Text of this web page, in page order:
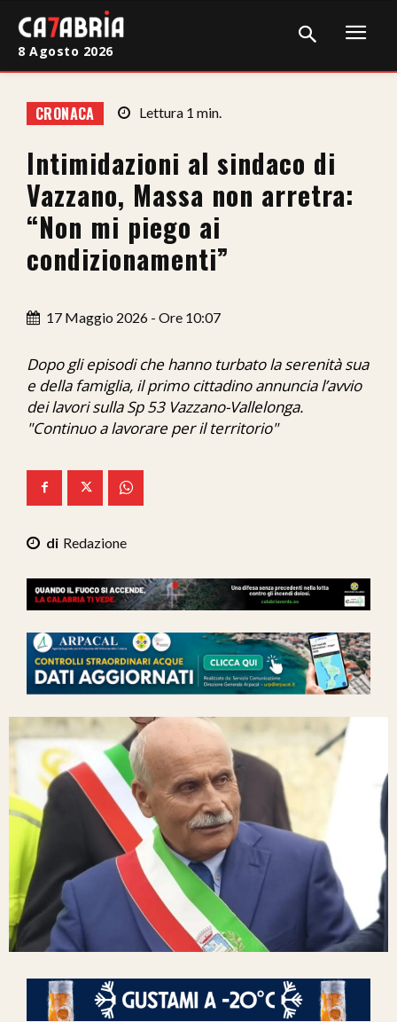
Cronaca
Giudiziaria
Politica
Sport
Sanità
Economia
Ita-Mondo
We Calabria
8 Agosto 2026
CRONACA Lettura 1 min.
Intimidazioni al sindaco di
Vazzano, Massa non arretra:
“Non mi piego ai
condizionamenti”
17 Maggio 2026 - Ore 10:07
Dopo gli episodi che hanno turbato la serenità sua
e della famiglia, il primo cittadino annuncia l’avvio
dei lavori sulla Sp 53 Vazzano-Vallelonga.
"Continuo a lavorare per il territorio"
Redazione